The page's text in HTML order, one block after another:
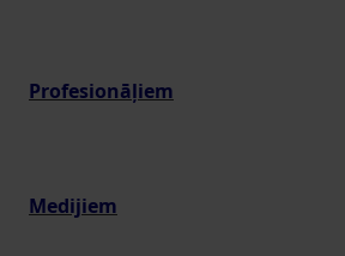
Profesionāļiem
Medijiem